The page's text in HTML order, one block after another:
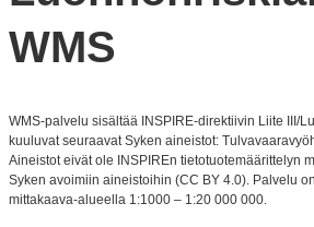
WMS
WMS-palvelu sisältää INSPIRE-direktiivin Liite III/
kuuluvat seuraavat Syken aineistot:
Aineistot eivät ole INSPIREn tietotuotemäärittelyn
Syken avoimiin aineistoihin (CC BY 4.0). Palvelu
mittakaava-alueella 1:1000 – 1:20 000 000.